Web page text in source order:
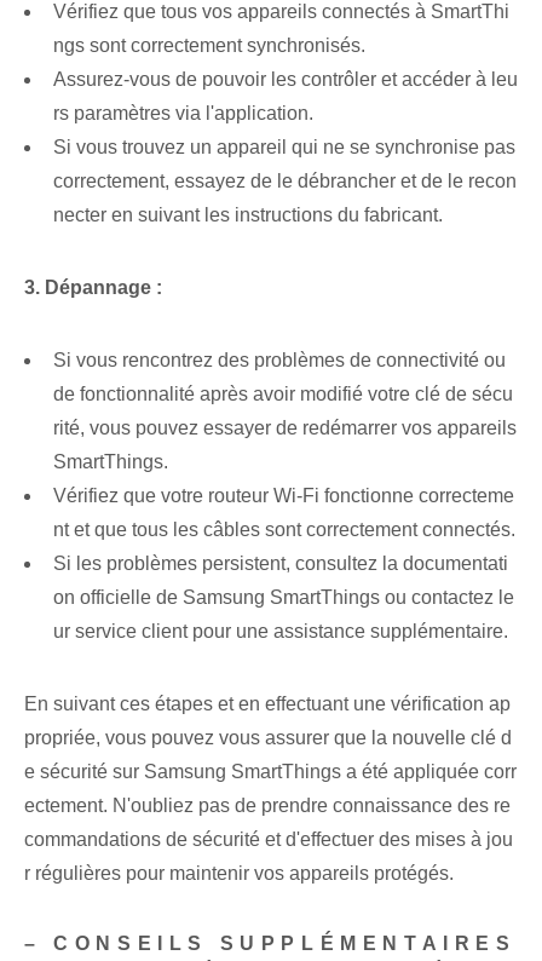
Vérifiez que tous vos appareils connectés à SmartThi
ngs sont correctement synchronisés.
Assurez-vous de pouvoir les contrôler et accéder à leu
rs paramètres via l'application.
Si vous trouvez un appareil qui ne se synchronise pas
correctement, essayez de le débrancher et de le recon
necter en suivant les instructions du fabricant.
3. Dépannage :
Si vous rencontrez des problèmes de connectivité ou
de fonctionnalité après avoir modifié votre clé de sécu
rité, vous pouvez essayer de redémarrer vos appareils
SmartThings.
Vérifiez que votre routeur Wi-Fi fonctionne correcteme
nt et que tous les câbles sont correctement connectés.
Si les problèmes persistent, consultez la documentati
on officielle de Samsung SmartThings ou contactez le
ur service client ⁤pour​ une assistance supplémentaire.
En suivant ces étapes et en effectuant une vérification ap
propriée, vous pouvez vous assurer que la nouvelle clé d
e sécurité sur Samsung SmartThings a été appliquée corr
ectement. N'oubliez pas de prendre connaissance des re
commandations de sécurité et d'effectuer des mises à jou
r régulières pour maintenir vos appareils protégés.
– CONSEILS SUPPLÉMENTAIRES